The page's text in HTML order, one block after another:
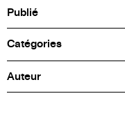
Publié
Catégories
Auteur